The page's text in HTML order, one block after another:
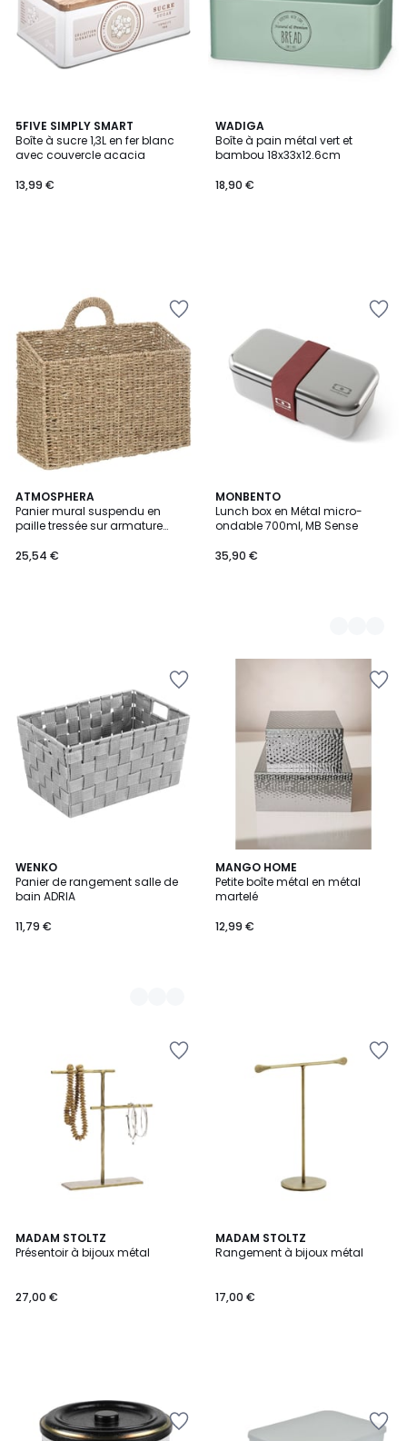
5FIVE SIMPLY SMART
Boîte à sucre 1,3L en fer blanc
avec couvercle acacia
13,99 €
WADIGA
Boîte à pain métal vert et
bambou 18x33x12.6cm
18,90 €
ATMOSPHERA
Panier mural suspendu en
paille tressée sur armature
25,54 €
MONBENTO
Lunch box en Métal micro-
ondable 700ml, MB Sense
35,90 €
4
Couleurs
WENKO
Panier de rangement salle de
bain ADRIA
11,79 €
3
Couleurs
MANGO HOME
Petite boîte métal en métal
martelé
12,99 €
MADAM STOLTZ
Présentoir à bijoux métal
27,00 €
MADAM STOLTZ
Rangement à bijoux métal
17,00 €